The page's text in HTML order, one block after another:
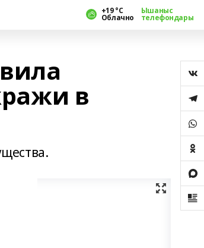
+19 °С
Облачно
Ышаныс
телефондары
в